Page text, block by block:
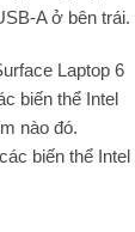
A ở bên trái.
Laptop 6
biến thể Intel
nào đó.
biến thể Intel